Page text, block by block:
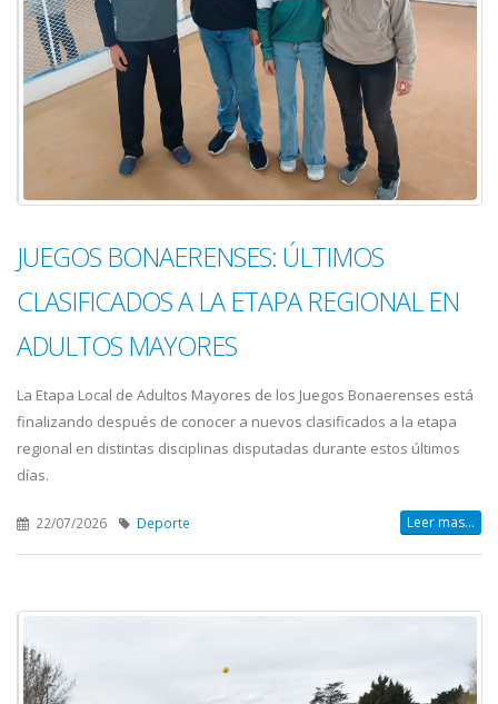
JUEGOS BONAERENSES: ÚLTIMOS
CLASIFICADOS A LA ETAPA REGIONAL EN
ADULTOS MAYORES
La Etapa Local de Adultos Mayores de los Juegos Bonaerenses está
finalizando después de conocer a nuevos clasificados a la etapa
regional en distintas disciplinas disputadas durante estos últimos
días.
22/07/2026 Deporte Leer mas...